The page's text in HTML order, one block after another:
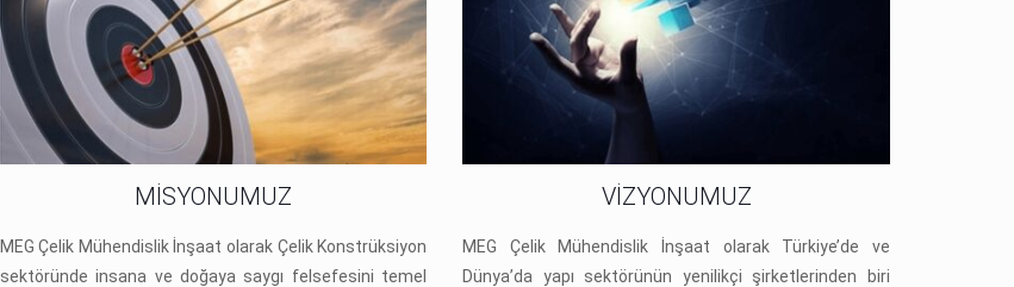
MİSYONUMUZ
MEG Çelik Mühendislik İnşaat olarak Çelik Konstrüksiyon
sektöründe insana ve doğaya saygı felsefesini temel
VİZYONUMUZ
MEG Çelik Mühendislik İnşaat olarak Türkiye’de ve
Dünya’da yapı sektörünün yenilikçi şirketlerinden biri